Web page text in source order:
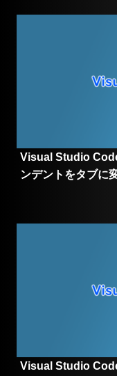
Visual Studio
ンデントをタブに
Visual Studio